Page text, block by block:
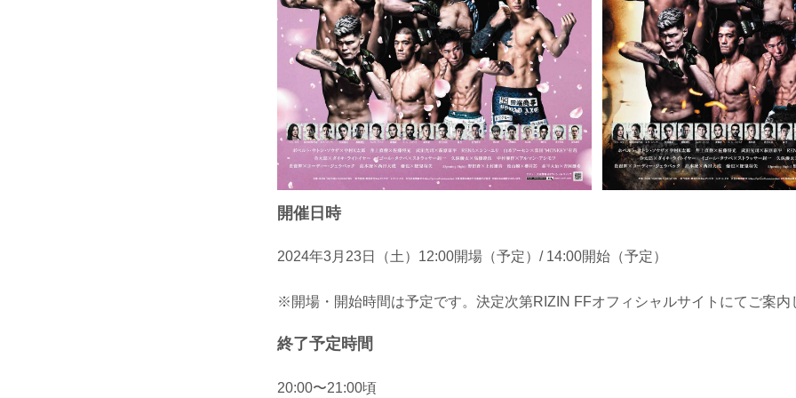
開催日時
2024年3月23日（土）12:00開場（予定）/ 14:00開始（予定）
※開場・開始時間は予定です。決定次第RIZIN FFオフィシャルサイトにてご案内
終了予定時間
20:00〜21:00頃